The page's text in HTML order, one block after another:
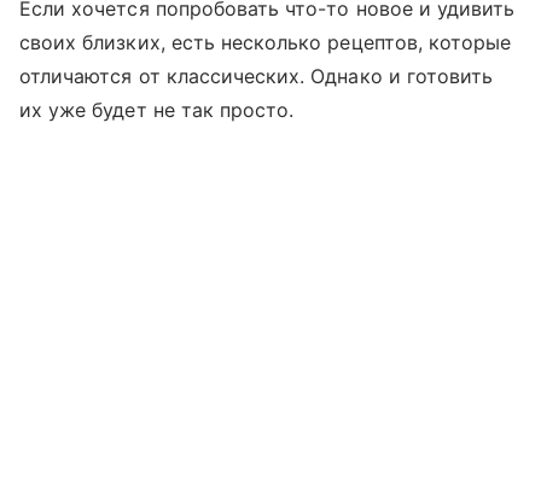
Если хочется попробовать что-то новое и удивить
своих близких, есть несколько рецептов, которые
отличаются от классических. Однако и готовить
их уже будет не так просто.